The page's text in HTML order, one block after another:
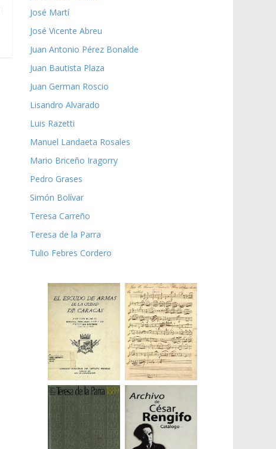
José Martí
José Vicente Abreu
Juan Antonio Pérez Bonalde
Juan Bautista Plaza
Juan German Roscio
Lisandro Alvarado
Luis Razetti
Manuel Landaeta Rosales
Mario Briceño Iragorry
Pedro Grases
Simón Bolívar
Teresa Carreño
Teresa de la Parra
Tulio Febres Cordero